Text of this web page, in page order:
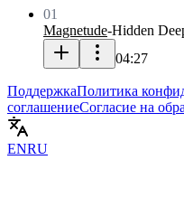
01
Magnetude-Hidden
04:27
ПоддержкаПолитика
соглашениеСогласие на
ENRU